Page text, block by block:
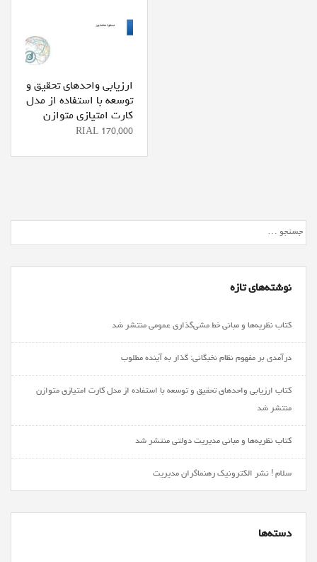
ارزیابی واحدهاي تحقيق و
توسعه با استفاده از مدل
کارت امتيازي متوازن
RIAL 170,000
جستجو
برای:
نوشته‌های تازه
کتاب نظریه‌ها و مبانی خط مشی‌گذاری عمومی منتشر شد
درآمدی بر مفهوم نظام نخبگانی: گذار به آینده مطلوب
کتاب ارزیابی واحدهاي تحقيق و توسعه با استفاده از مدل کارت امتيازي متوازن
منتشر شد
کتاب نظریه‌ها و مبانی مدیریت دولتی منتشر شد
سلام ! نشر الکترونیک رهنماگران مدیریت
دسته‌ها